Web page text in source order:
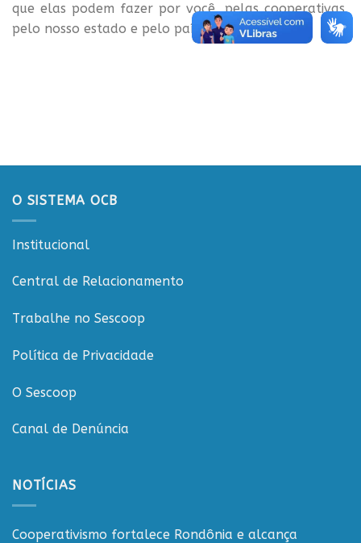
que elas podem fazer por você, pelas cooperativas,
pelo nosso estado e pelo país.
O SISTEMA OCB
Institucional
Central de Relacionamento
Trabalhe no Sescoop
Política de Privacidade
O Sescoop
Canal de Denúncia
NOTÍCIAS
Cooperativismo fortalece Rondônia e alcança